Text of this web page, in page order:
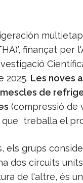
finançat per
2025. Les noves
de
(compressió de
treballa el
els grups
dos circuits
de l'altre, és